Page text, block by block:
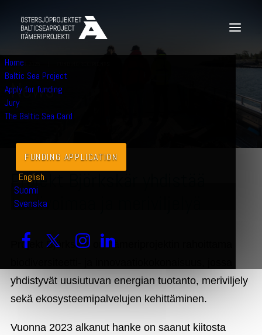
Home
Baltic Sea Project
Apply for funding
Jury
The Baltic Sea Card
FUNDING APPLICATION
English
Suomi
Svenska
JULY 4, 2025
News
Projekt Björkskär yhdistää
tuulivoimaa ja meriviljelyä
Projekt Björkskär on Itämeriprojektin rahoittama
yhdistyvät uusiutuvan energian tuotanto, meriviljely
sekä ekosysteemipalvelujen kehittäminen.
Vuonna 2023 alkanut hanke on saanut kiitosta